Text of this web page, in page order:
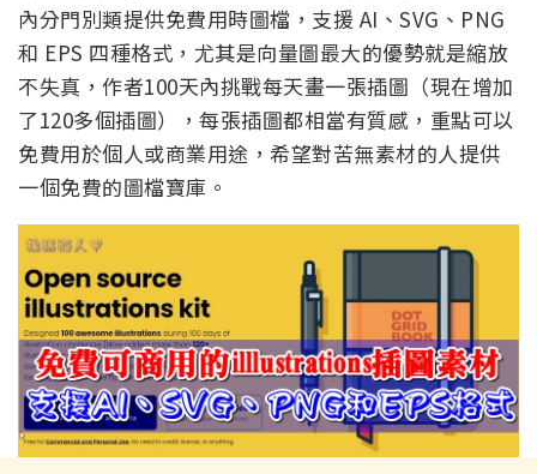
內分門別類提供免費用時圖檔，支援 AI、SVG、PNG
和 EPS 四種格式，尤其是向量圖最大的優勢就是縮放
不失真，作者100天內挑戰每天畫一張插圖（現在增加
了120多個插圖），每張插圖都相當有質感，重點可以
免費用於個人或商業用途，希望對苦無素材的人提供
一個免費的圖檔寶庫。